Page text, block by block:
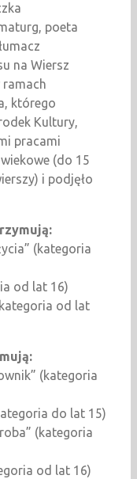
poeta
na Wiersz
ramach
którego
Kultury,
pracami
(do 15
i podjęło
(kategoria
od lat 16)
od lat
(kategoria
do lat 15)
(kategoria
od lat 16)